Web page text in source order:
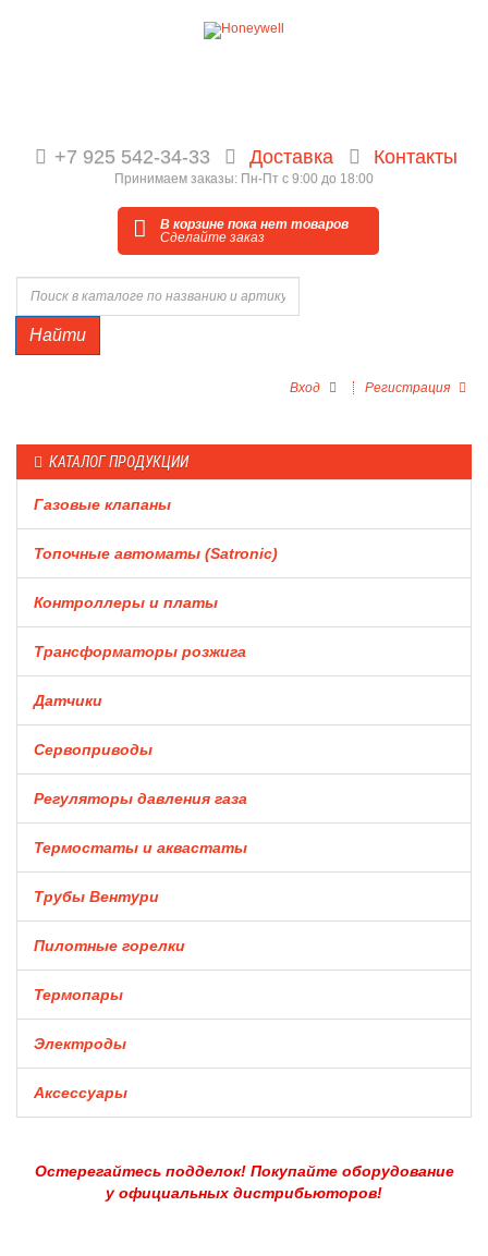
+7 925 542-34-33 Доставка Контакты
Принимаем заказы: Пн-Пт с 9:00 до 18:00
В корзине пока нет товаров
Сделайте заказ
Найти
Вход Регистрация
КАТАЛОГ ПРОДУКЦИИ
Газовые клапаны
Топочные автоматы (Satronic)
Контроллеры и платы
Трансформаторы розжига
Датчики
Сервоприводы
Регуляторы давления газа
Термостаты и аквастаты
Трубы Вентури
Пилотные горелки
Термопары
Электроды
Аксессуары
Остерегайтесь подделок! Покупайте оборудование
у официальных дистрибьюторов!